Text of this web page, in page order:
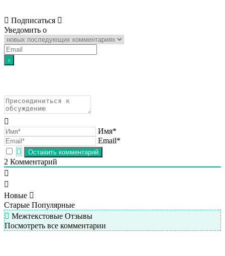
Подписаться
Уведомить о
Имя*
Email*
2 Комментарий
Новые
Старые Популярные
Межтекстовые Отзывы
Посмотреть все комментарии